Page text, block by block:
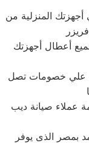
المنزلية من
أعطال أجهزتك
علي خصومات تصل
عملاء صيانة ديب
بمصر الذى يوفر